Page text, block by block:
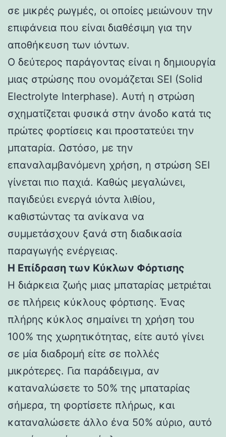
σε μικρές ρωγμές, οι οποίες μειώνουν την
επιφάνεια που είναι διαθέσιμη για την
αποθήκευση των ιόντων.
Ο δεύτερος παράγοντας είναι η δημιουργία
μιας στρώσης που ονομάζεται SEI (Solid
Electrolyte Interphase). Αυτή η στρώση
σχηματίζεται φυσικά στην άνοδο κατά τις
πρώτες φορτίσεις και προστατεύει την
μπαταρία. Ωστόσο, με την
επαναλαμβανόμενη χρήση, η στρώση SEI
γίνεται πιο παχιά. Καθώς μεγαλώνει,
παγιδεύει ενεργά ιόντα λιθίου,
καθιστώντας τα ανίκανα να
συμμετάσχουν ξανά στη διαδικασία
παραγωγής ενέργειας.
Η Επίδραση των Κύκλων Φόρτισης
Η διάρκεια ζωής μιας μπαταρίας μετριέται
σε πλήρεις κύκλους φόρτισης. Ένας
πλήρης κύκλος σημαίνει τη χρήση του
100% της χωρητικότητας, είτε αυτό γίνει
σε μία διαδρομή είτε σε πολλές
μικρότερες. Για παράδειγμα, αν
καταναλώσετε το 50% της μπαταρίας
σήμερα, τη φορτίσετε πλήρως, και
καταναλώσετε άλλο ένα 50% αύριο, αυτό